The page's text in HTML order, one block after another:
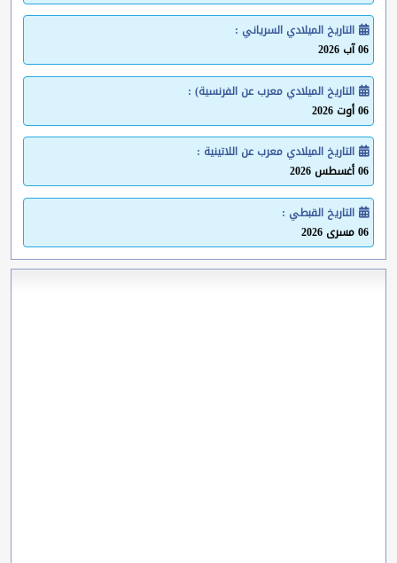
التاريخ الميلادي السرياني :
06 آب 2026
التاريخ الميلادي معرب عن الفرنسية) :
06 أوت 2026
التاريخ الميلادي معرب عن اللاتينية :
06 أغسطس 2026
التاريخ القبطي :
06 مسرى 2026